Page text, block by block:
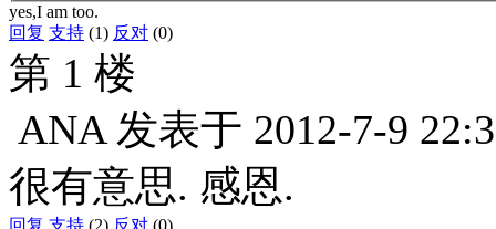
yes,I am too.
回复 支持 (1) 反对 (0)
第 1 楼
ANA发表于 2012-7-9
很有意思. 感恩.
回复 支持 (2) 反对 (0)